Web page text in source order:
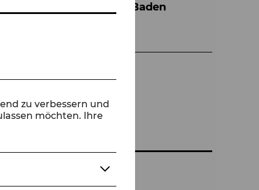
zu verbessern und
möchten. Ihre
der Bühne Baden
Lakner